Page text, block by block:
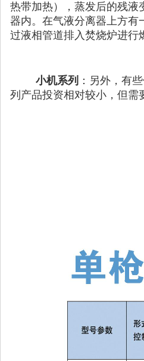
热带加热），蒸发后的残液
器内。在气液分离器上方有
过液相管道排入焚烧炉进行
小机系列 ：另外，有
列产品投资相对较小，但需